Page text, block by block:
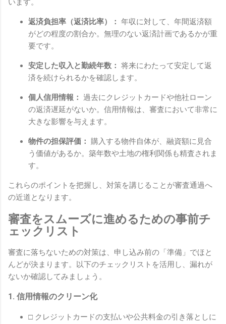
います。
返済負担率（返済比率）： 年収に対して、年間返済額
がどの程度の割合か。無理のない返済計画であるかが重
要です。
安定した収入と勤続年数： 将来にわたって安定して返
済を続けられるかを確認します。
個人信用情報： 過去にクレジットカードや他社ローン
の返済遅延がないか。信用情報は、審査において非常に
大きな影響を与えます。
物件の担保評価： 購入する物件自体が、融資額に見合
う価値があるか。築年数や土地の権利関係も精査されま
す。
これらのポイントを把握し、対策を講じることが審査通過へ
の近道となります。
審査をスムーズに進めるための事前チ
ェックリスト
審査に落ちないための対策は、申し込み前の「準備」でほと
んどが決まります。以下のチェックリストを活用し、漏れが
ないか確認してみましょう。
1. 信用情報のクリーン化
□ クレジットカードの支払いや公共料金の引き落としに